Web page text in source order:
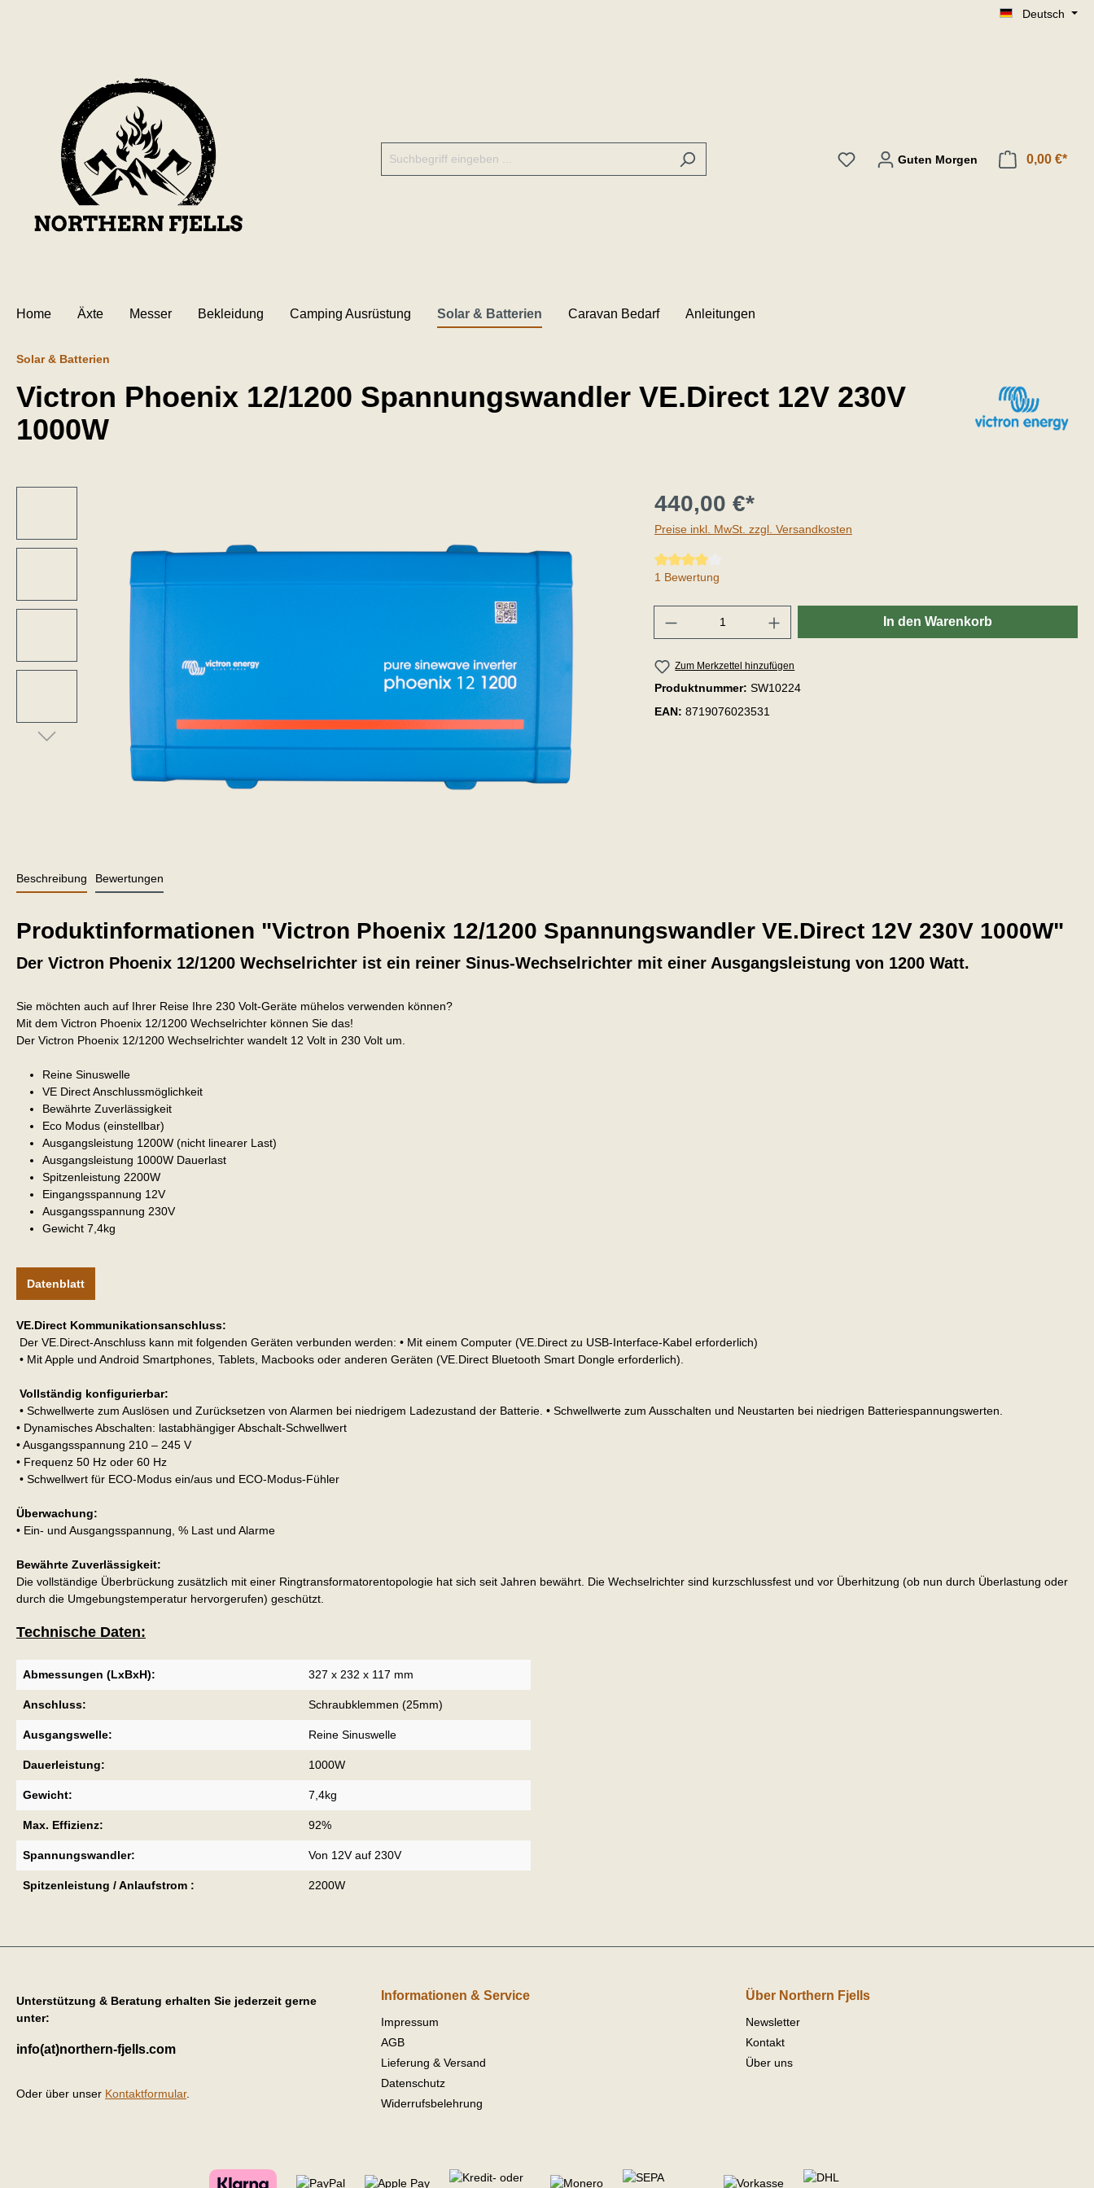
Deutsch
Guten Morgen 0,00 €*
Home Äxte Messer Bekleidung Camping Ausrüstung Solar & Batterien Caravan Bedarf Anleitungen
Solar & Batterien
Victron Phoenix 12/1200 Spannungswandler VE.Direct 12V 230V
1000W
440,00 €*
Preise inkl. MwSt. zzgl. Versandkosten
Durchschnittliche Bewertung von 4 von 5 Sternen
1 Bewertung
In den Warenkorb
Zum Merkzettel hinzufügen
Produktnummer: SW10224
EAN: 8719076023531
Beschreibung Bewertungen
Produktinformationen "Victron Phoenix 12/1200 Spannungswandler VE.Direct 12V 230V 1000W"
Der Victron Phoenix 12/1200 Wechselrichter ist ein reiner Sinus-Wechselrichter mit einer Ausgangsleistung von 1200 Watt.
Sie möchten auch auf Ihrer Reise Ihre 230 Volt-Geräte mühelos verwenden können?
Mit dem Victron Phoenix 12/1200 Wechselrichter können Sie das!
Der Victron Phoenix 12/1200 Wechselrichter wandelt 12 Volt in 230 Volt um.
Reine Sinuswelle
VE Direct Anschlussmöglichkeit
Bewährte Zuverlässigkeit
Eco Modus (einstellbar)
Ausgangsleistung 1200W (nicht linearer Last)
Ausgangsleistung 1000W Dauerlast
Spitzenleistung 2200W
Eingangsspannung 12V
Ausgangsspannung 230V
Gewicht 7,4kg
Datenblatt
VE.Direct Kommunikationsanschluss:
Der VE.Direct-Anschluss kann mit folgenden Geräten verbunden werden: • Mit einem Computer (VE.Direct zu USB-Interface-Kabel erforderlich)
• Mit Apple und Android Smartphones, Tablets, Macbooks oder anderen Geräten (VE.Direct Bluetooth Smart Dongle erforderlich).
Vollständig konfigurierbar:
• Schwellwerte zum Auslösen und Zurücksetzen von Alarmen bei niedrigem Ladezustand der Batterie. • Schwellwerte zum Ausschalten und Neustarten bei niedrigen Batteriespannungswerten.
• Dynamisches Abschalten: lastabhängiger Abschalt-Schwellwert
• Ausgangsspannung 210 – 245 V
• Frequenz 50 Hz oder 60 Hz
• Schwellwert für ECO-Modus ein/aus und ECO-Modus-Fühler
Überwachung:
• Ein- und Ausgangsspannung, % Last und Alarme
Bewährte Zuverlässigkeit:
Die vollständige Überbrückung zusätzlich mit einer Ringtransformatorentopologie hat sich seit Jahren bewährt. Die Wechselrichter sind kurzschlussfest und vor Überhitzung (ob nun durch Überlastung oder
durch die Umgebungstemperatur hervorgerufen) geschützt.
Technische Daten:
Abmessungen (LxBxH): 327 x 232 x 117 mm
Anschluss: Schraubklemmen (25mm)
Ausgangswelle: Reine Sinuswelle
Dauerleistung: 1000W
Gewicht: 7,4kg
Max. Effizienz: 92%
Spannungswandler: Von 12V auf 230V
Spitzenleistung / Anlaufstrom : 2200W
Unterstützung & Beratung erhalten Sie jederzeit gerne
unter:
info(at)northern-fjells.com
Oder über unser Kontaktformular.
Informationen & Service
Impressum
AGB
Lieferung & Versand
Datenschutz
Widerrufsbelehrung
Über Northern Fjells
Newsletter
Kontakt
Über uns